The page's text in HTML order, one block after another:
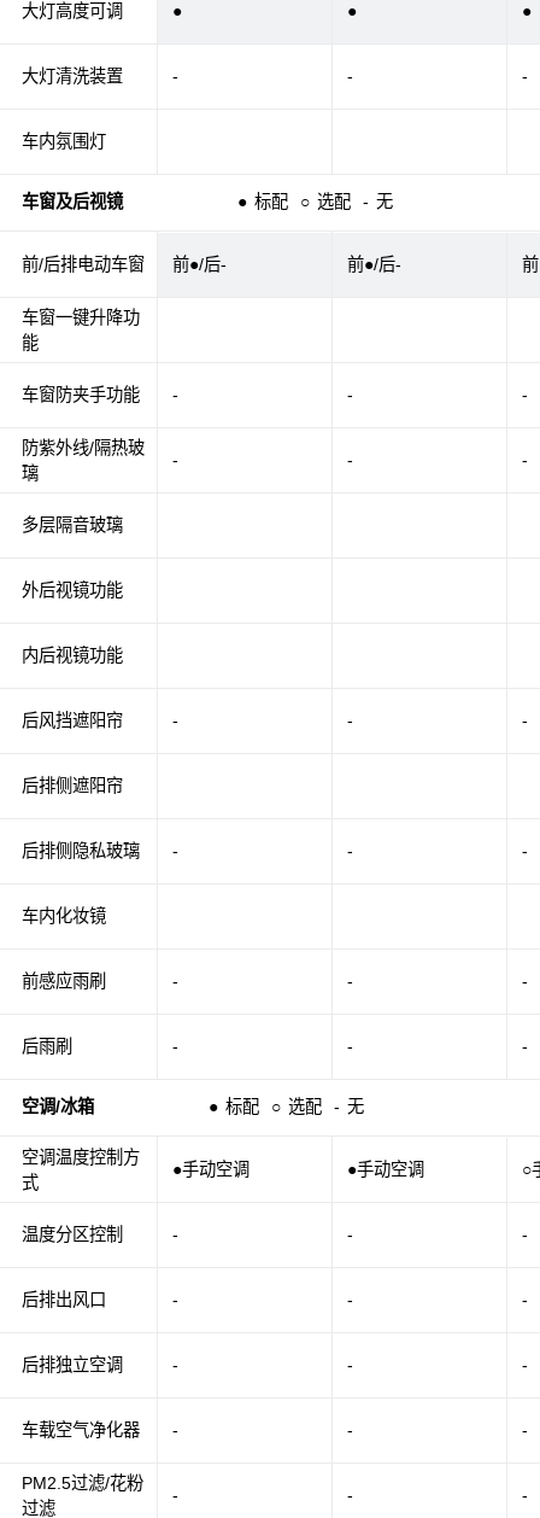
大灯高度可调
大灯清洗装置
车内氛围灯
车窗及后视镜 ● 标配 ○ 选配 - 无
前/后排电动车窗
车窗一键升降功
能
车窗防夹手功能
防紫外线/隔热玻
璃
多层隔音玻璃
外后视镜功能
内后视镜功能
后风挡遮阳帘
后排侧遮阳帘
后排侧隐私玻璃
车内化妆镜
前感应雨刷
后雨刷
空调/冰箱 ● 标配 ○ 选配 - 无
空调温度控制方
式
温度分区控制
后排出风口
后排独立空调
车载空气净化器
PM2.5过滤/花粉
过滤
● ● ●
- - -
前●/后- 前●/后-
- - -
- - -
- - -
- - -
- - -
- - -
●手动空调 ●手动空调 ○
- - -
- - -
- - -
- - -
- - -